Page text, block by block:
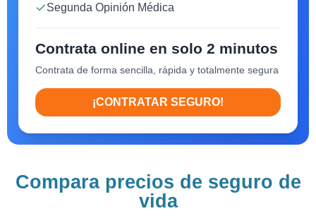
Segunda Opinión Médica
Contrata online en solo 2 minutos
Contrata de forma sencilla, rápida y totalmente segura
¡CONTRATAR SEGURO!
Compara precios de seguro de
vida